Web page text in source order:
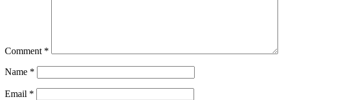
Comment *
Name *
Email *